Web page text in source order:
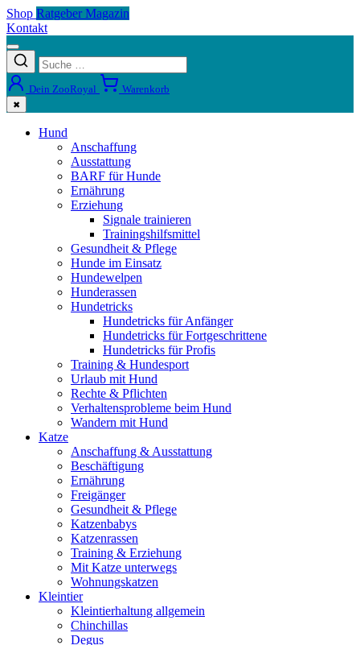
Shop Ratgeber Magazin
Kontakt
Dein ZooRoyal Warenkorb
✖
Hund
Anschaffung
Ausstattung
BARF für Hunde
Ernährung
Erziehung
Signale trainieren
Trainingshilfsmittel
Gesundheit & Pflege
Hunde im Einsatz
Hundewelpen
Hunderassen
Hundetricks
Hundetricks für Anfänger
Hundetricks für Fortgeschrittene
Hundetricks für Profis
Training & Hundesport
Urlaub mit Hund
Rechte & Pflichten
Verhaltensprobleme beim Hund
Wandern mit Hund
Katze
Anschaffung & Ausstattung
Beschäftigung
Ernährung
Freigänger
Gesundheit & Pflege
Katzenbabys
Katzenrassen
Training & Erziehung
Mit Katze unterwegs
Wohnungskatzen
Kleintier
Kleintierhaltung allgemein
Chinchillas
Degus